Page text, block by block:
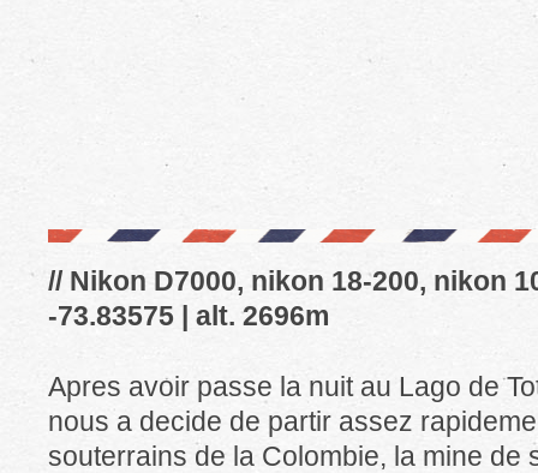
// Nikon D7000, nikon 18-200, nikon
-73.83575 | alt. 2696m
Apres avoir passe la nuit au Lago de
nous a decide de partir assez
souterrains de la Colombie, la mine de